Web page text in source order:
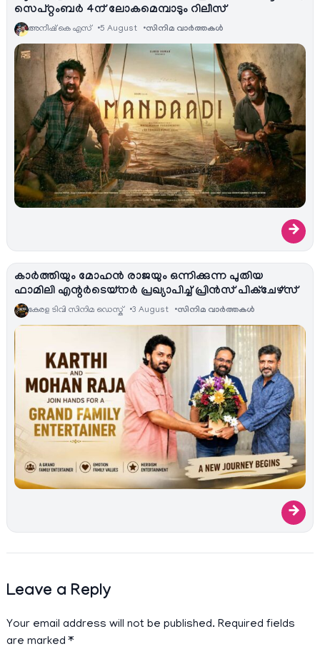
സെപ്റ്റംബർ 4ന് ലോകമെമ്പാടും റിലീസ്
അനീഷ്‌ കെ എസ് 5 August സിനിമ വാര്‍ത്തകള്‍
→
കാർത്തിയും മോഹൻ രാജയും ഒന്നിക്കുന്ന പുതിയ
ഫാമിലി എന്റർടെയ്‌നർ പ്രഖ്യാപിച്ച് പ്രിൻസ് പിക്ചേഴ്സ്
കേരള ടിവി സിനിമ ഡെസ്ക് 3 August സിനിമ വാര്‍ത്തകള്‍
→
Leave a Reply
Your email address will not be published. Required fields
are marked*